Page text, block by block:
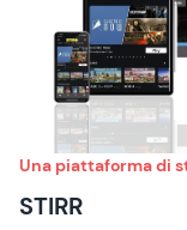
Una piattaforma di
STIRR